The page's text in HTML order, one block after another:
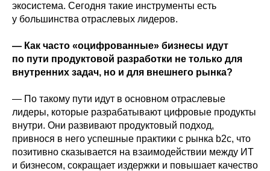
экосистема. Сегодня такие инструменты есть
у большинства отраслевых лидеров.
— Как часто «оцифрованные» бизнесы идут
по пути продуктовой разработки не только для
внутренних задач, но и для внешнего рынка?
— По такому пути идут в основном отраслевые
лидеры, которые разрабатывают цифровые продукты
внутри. Они развивают продуктовый подход,
привнося в него успешные практики с рынка b2c, что
позитивно сказывается на взаимодействии между ИТ
и бизнесом, сокращает издержки и повышает качество